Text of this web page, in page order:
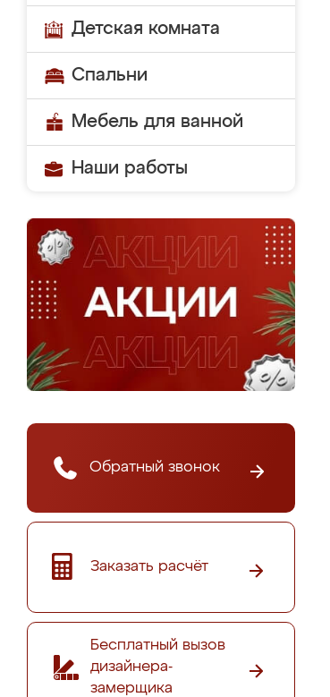
Детская комната
Спальни
Мебель для ванной
Наши работы
Обратный звонок
Заказать расчёт
Бесплатный вызов
дизайнера-
замерщика